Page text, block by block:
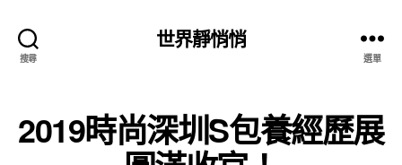
搜尋
世界靜悄悄
選單
​2019時尚深圳S包養經歷展